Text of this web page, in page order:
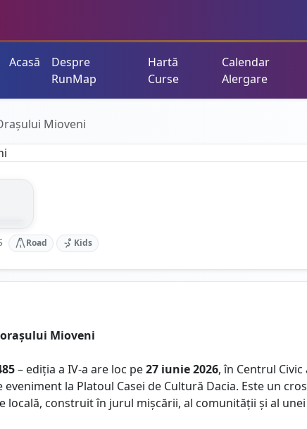
Acasă
Despre
RunMap
Hartă
Curse
Calendar
Alergare
Mioveni
Road Kids
Mioveni
– ediția a IV-a are loc pe27 iunie 2026, în Centrul Civic
la Platoul Casei de Cultură Dacia. Este un
locală, construit în jurul mișcării, al comunității și al unei